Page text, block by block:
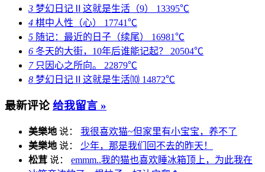
3 梦幻日记Ⅱ这就是生活（9） 13395℃
4 棋中人性（心） 17741℃
5 随记：最近的日子（续尾） 16981℃
6 冬天的大街，10年后谁能记起？ 20504℃
7只因心之所向。 22879℃
8 梦幻日记Ⅱ这就是生活⑽ 14872℃
最新评论 给我留言 »
美樂地 说： 我很喜欢猫~但家里有小宝宝，养不了
美樂地 说： 少年，那是我们回不去的昨天！
松茸 说： emmm..我的猫也喜欢睡冰箱顶上，为此我在